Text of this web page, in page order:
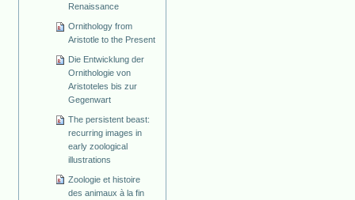
Renaissance
Ornithology from
Aristotle to the Present
Die Entwicklung der
Ornithologie von
Aristoteles bis zur
Gegenwart
The persistent beast:
recurring images in
early zoological
illustrations
Zoologie et histoire
des animaux à la fin